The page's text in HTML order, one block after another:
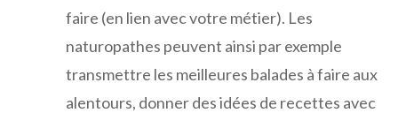
faire (en lien avec votre métier). Les
naturopathes peuvent ainsi par exemple
transmettre les meilleures balades à faire aux
alentours, donner des idées de recettes avec